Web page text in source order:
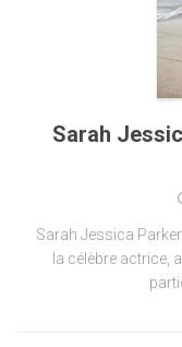
Sarah
Sarah Jessica
la célèbre actrice,